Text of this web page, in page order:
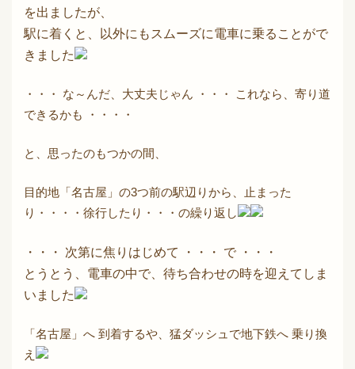
を出ましたが、
駅に着くと、以外にもスムーズに電車に乗ることがで
きました
・・・ な～んだ、大丈夫じゃん ・・・ これなら、寄り道
できるかも ・・・・
と、思ったのもつかの間、
目的地「名古屋」の3つ前の駅辺りから、止まった
り・・・・徐行したり・・・の繰り返し
・・・ 次第に焦りはじめて ・・・ で ・・・
とうとう、電車の中で、待ち合わせの時を迎えてしま
いました
「名古屋」へ 到着するや、猛ダッシュで地下鉄へ 乗り換
え